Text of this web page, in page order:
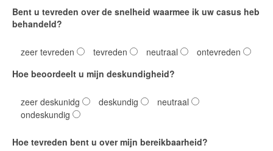
Ik ben lid van de Beroepsvereniging
Mantelzorg
Cliënt-tevredenheid
Aanmelden Dag van de Mantelzorg 2019 (regio
Laatste Nieuws
Inschrijfformulier
Bent u tevreden over de snelheid waarmee ik uw casus heb
behandeld?
zeer tevreden tevreden neutraal
ontevreden
Hoe beoordeelt u mijn deskundigheid?
zeer deskunidg deskundig
neutraal
ondeskundig
Hoe tevreden bent u over mijn bereikbaarheid?